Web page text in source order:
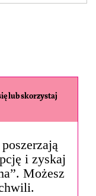
lub skorzystaj
i zyskaj
Możesz